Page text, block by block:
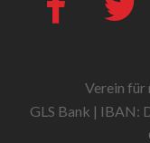
Verein für
GLS Bank | IBAN: